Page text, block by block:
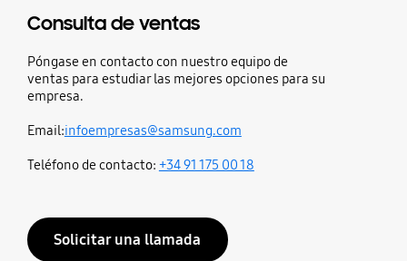
Consulta de ventas
Póngase en contacto con nuestro equipo de
ventas para estudiar las mejores opciones para su
empresa.
Email:infoempresas@samsung.com
Teléfono de contacto: +34 91 175 00 18
Solicitar una llamada